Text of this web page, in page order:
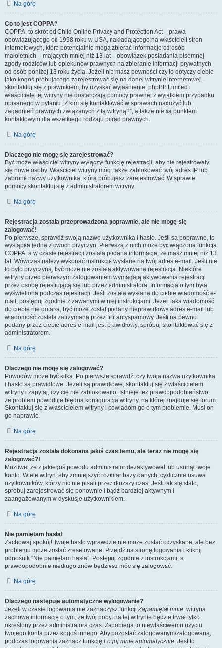
Na górę
Co to jest COPPA?
COPPA, to skrót od Child Online Privacy and Protection Act – prawa
obowiązującego od 1998 roku w USA, nakładającego na właścicieli stron
internetowych, które potencjalnie mogą zbierać informacje od osób
małoletnich – mających mniej niż 13 lat – obowiązek posiadania pisemnej
zgody rodziców lub opiekunów prawnych na zbieranie informacji prywatnych
od osób poniżej 13 roku życia. Jeżeli nie masz pewności czy to dotyczy ciebie
jako kogoś próbującego zarejestrować się na danej witrynie internetowej –
skontaktuj się z prawnikiem, by uzyskać wyjaśnienie. phpBB Limited i
właściciele tej witryny nie dostarczają pomocy prawnej z wyjątkiem przypadku
opisanego w pytaniu „Z kim się kontaktować w sprawach nadużyć lub
zagadnień prawnych związanych z tą witryną?”, a także nie są punktem
kontaktowym dla wszelkiego rodzaju porad prawnych.
Na górę
Dlaczego nie mogę się zarejestrować?
Być może właściciel witryny wyłączył funkcję rejestracji, aby nie rejestrowały
się nowe osoby. Właściciel witryny mógł także zablokować twój adres IP lub
zabronił nazwy użytkownika, którą próbujesz zarejestrować. W sprawie
pomocy skontaktuj się z administratorem witryny.
Na górę
Rejestracja została przeprowadzona poprawnie, ale nie mogę się
zalogować!
Po pierwsze, sprawdź swoją nazwę użytkownika i hasło. Jeśli są poprawne, to
wystąpiła jedna z dwóch przyczyn. Pierwszą z nich może być włączona funkcja
COPPA, a w czasie rejestracji została podana informacja, że masz mniej niż 13
lat. Wówczas należy wykonać instrukcje wysłane na twój adres e-mail. Jeśli nie
to było przyczyną, być może nie została aktywowana rejestracja. Niektóre
witryny przed pierwszym zalogowaniem wymagają aktywowania rejestracji
przez osobę rejestrującą się lub przez administratora. Informacja o tym była
wyświetlona podczas rejestracji. Jeśli została wysłana do ciebie wiadomość e-
mail, postępuj zgodnie z zawartymi w niej instrukcjami. Jeżeli taka wiadomość
do ciebie nie dotarła, być może został podany nieprawidłowy adres e-mail lub
wiadomość została zatrzymana przez filtr antyspamowy. Jeśli na pewno
podany przez ciebie adres e-mail jest prawidłowy, spróbuj skontaktować się z
administratorem.
Na górę
Dlaczego nie mogę się zalogować?
Powodów może być kilka. Po pierwsze sprawdź, czy twoja nazwa użytkownika
i hasło są prawidłowe. Jeżeli są prawidłowe, skontaktuj się z właścicielem
witryny i zapytaj, czy cię nie zablokowano. Istnieje też prawdopodobieństwo,
że problem powoduje błędna konfiguracja witryny, na której znajduje się forum.
Skontaktuj się z właścicielem witryny i powiadom go o tym problemie. Musi on
go naprawić.
Na górę
Rejestracja została dokonana jakiś czas temu, ale teraz nie mogę się
zalogować?!
Możliwe, że z jakiegoś powodu administrator dezaktywował lub usunął twoje
konto. Wiele witryn, aby zmniejszyć rozmiar bazy danych, cyklicznie usuwa
użytkowników, którzy nic nie pisali przez dłuższy czas. Jeśli tak się stało,
spróbuj zarejestrować się ponownie i bądź bardziej aktywnym i
zaangażowanym w dyskusje użytkownikiem.
Na górę
Nie pamiętam hasła!
Zachowaj spokój! Twoje hasło wprawdzie nie może zostać odzyskane, ale bez
problemu może zostać zresetowane. Przejdź na stronę logowania i kliknij
odnośnik “Nie pamiętam hasła”. Postępuj zgodnie z instrukcjami, a
prawdopodobnie niedługo znów będziesz móc się zalogować.
Na górę
Dlaczego następuje automatyczne wylogowanie?
Jeżeli w czasie logowania nie zaznaczysz funkcjiZapamiętaj mnie, witryna
zachowa informację o tym, że twój pobyt na tej witrynie będzie trwał tylko
określony przez administratora czas. Zapobiega to niewłaściwemu użyciu
twojego konta przez kogoś innego. Aby pozostać zalogowanym/zalogowaną,
podczas logowania zaznacz funkcję Loguj mnie automatycznie. Jest to